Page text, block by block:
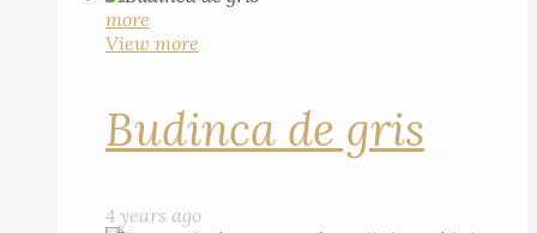
more
View more
Budinca de gris
4 years ago